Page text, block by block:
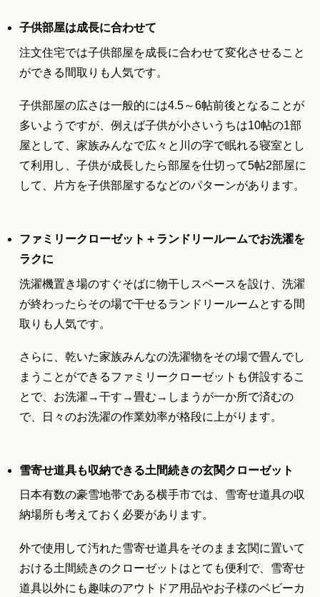
子供部屋は成長に合わせて
注文住宅では子供部屋を成長に合わせて変化させること
ができる間取りも人気です。
子供部屋の広さは一般的には4.5～6帖前後となることが
多いようですが、例えば子供が小さいうちは10帖の1部
屋として、家族みんなで広々と川の字で眠れる寝室とし
て利用し、子供が成長したら部屋を仕切って5帖2部屋に
して、片方を子供部屋するなどのパターンがあります。
ファミリークローゼット＋ランドリールームでお洗濯を
ラクに
洗濯機置き場のすぐそばに物干しスペースを設け、洗濯
が終わったらその場で干せるランドリールームとする間
取りも人気です。
さらに、乾いた家族みんなの洗濯物をその場で畳んでし
まうことができるファミリークローゼットも併設するこ
とで、お洗濯→干す→畳む→しまうが一か所で済むの
で、日々のお洗濯の作業効率が格段に上がります。
雪寄せ道具も収納できる土間続きの玄関クローゼット
日本有数の豪雪地帯である横手市では、雪寄せ道具の収
納場所も考えておく必要があります。
外で使用して汚れた雪寄せ道具をそのまま玄関に置いて
おける土間続きのクローゼットはとても便利で、雪寄せ
道具以外にも趣味のアウトドア用品やお子様のベビーカ